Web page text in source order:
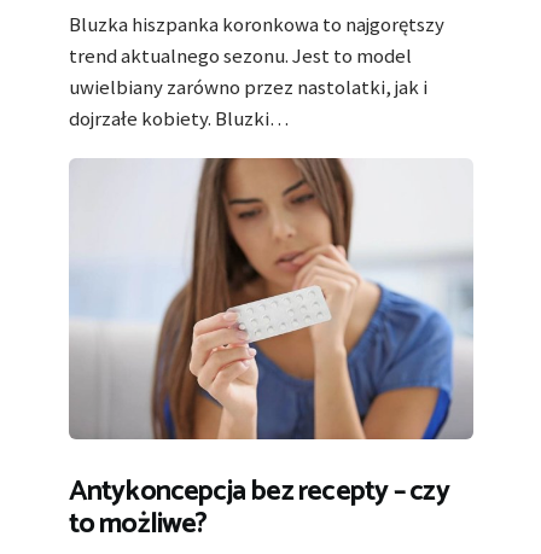
Bluzka hiszpanka koronkowa to najgorętszy
trend aktualnego sezonu. Jest to model
uwielbiany zarówno przez nastolatki, jak i
dojrzałe kobiety. Bluzki…
Antykoncepcja bez recepty – czy
to możliwe?